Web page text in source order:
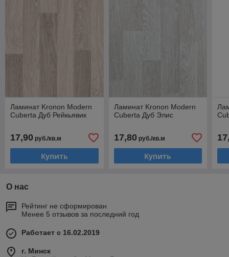
Ламинат Kronon Modern
Cuberta Дуб Рейкьявик
17,90 руб./кв.м
Купить
Ламинат Kronon Modern
Cuberta Дуб Элис
17,80руб./кв.м
Купить
О нас
Рейтинг не сформирован
Менее 5 отзывов за последний год
Работает с 16.02.2019
г. Минск